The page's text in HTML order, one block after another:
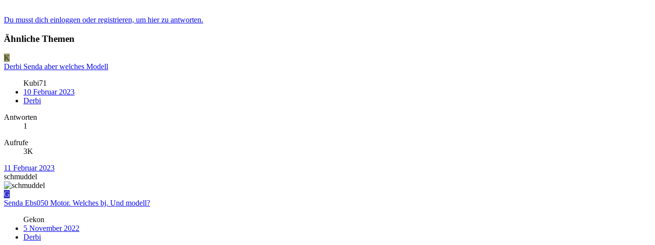
Du musst dich einloggen oder registrieren, um hier zu antworten.
Ähnliche Themen
K
Derbi Senda aber welches Modell
Kubi71
10 Februar 2023
Derbi
Antworten
1
Aufrufe
3K
11 Februar 2023
schmuddel
G
Senda Ebs050 Motor. Welches bj. Und modell?
Gekon
5 November 2022
Derbi